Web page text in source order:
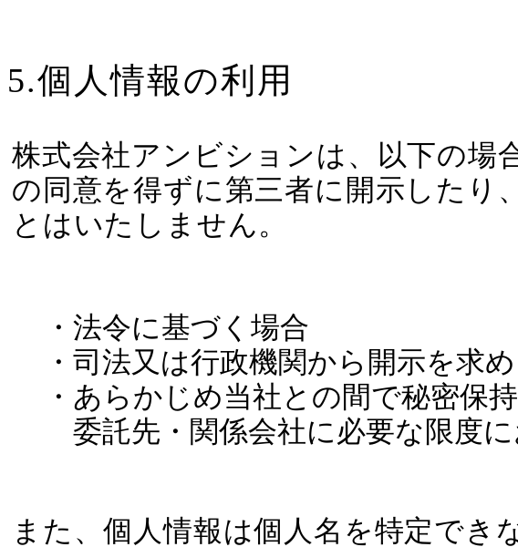
5.個人情報の利用
株式会社アンビションは、以下の場
の同意を得ずに第三者に開示したり
とはいたしません。
・法令に基づく場合
・司法又は行政機関から開示を求
・あらかじめ当社との間で秘密保
委託先・関係会社に必要な限度
また、個人情報は個人名を特定でき